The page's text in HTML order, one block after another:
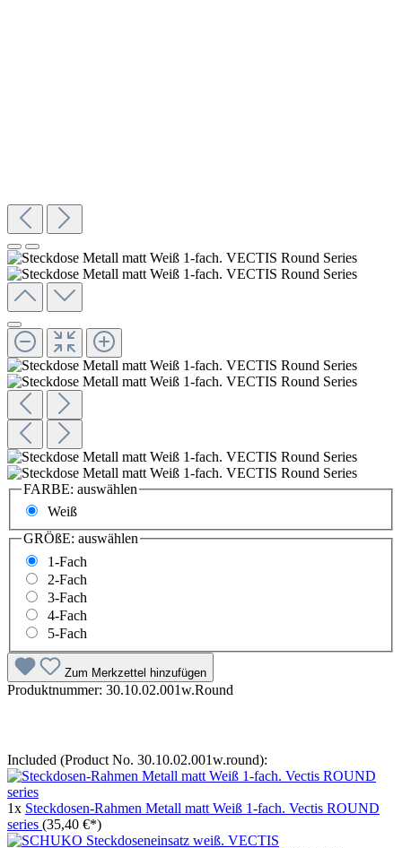
FARBE: auswählen
Weiß
GRÖßE: auswählen
1-Fach
2-Fach
3-Fach
4-Fach
5-Fach
Zum Merkzettel hinzufügen
Produktnummer: 30.10.02.001w.Round
Included (Product No. 30.10.02.001w.round):
1x Steckdosen-Rahmen Metall matt Weiß 1-fach. Vectis ROUND
series (35,40 €*)